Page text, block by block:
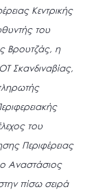
Κεντρικής
του
Βρουτζάς, η
Σκανδιναβίας,
του
Περιφέρειας
Αναστάσιος
πίσω σειρά